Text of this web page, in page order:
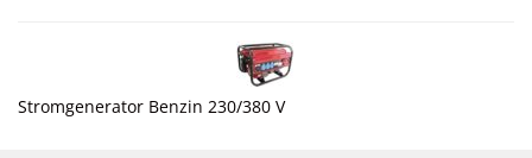
Stromgenerator Benzin 230/380 V